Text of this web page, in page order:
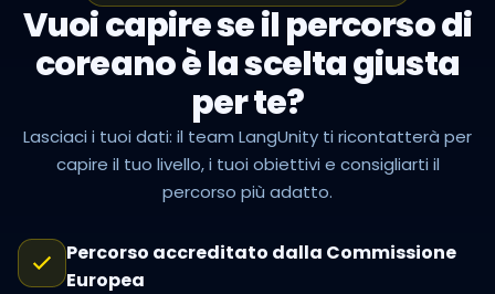
Vuoi capire se il percorso di
coreano è la scelta giusta
per te?
Lasciaci i tuoi dati: il team LangUnity ti ricontatterà per
capire il tuo livello, i tuoi obiettivi e consigliarti il
percorso più adatto.
Percorso accreditato dalla Commissione
Europea